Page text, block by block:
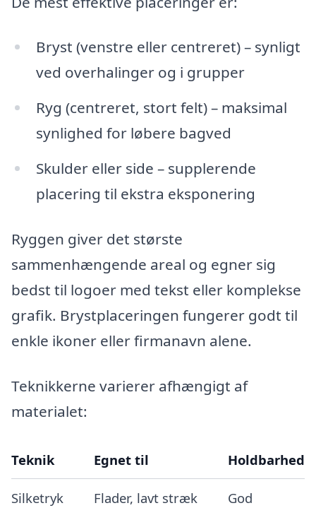
Bryst (venstre eller centreret) – synligt
ved overhalinger og i grupper
Ryg (centreret, stort felt) – maksimal
synlighed for løbere bagved
Skulder eller side – supplerende
placering til ekstra eksponering
Ryggen giver det største
sammenhængende areal og egner sig
bedst til logoer med tekst eller komplekse
grafik. Brystplaceringen fungerer godt til
enkle ikoner eller firmanavn alene.
Teknikkerne varierer afhængigt af
materialet:
Teknik Egnet til Holdbarhed
Silketryk Flader, lavt stræk God